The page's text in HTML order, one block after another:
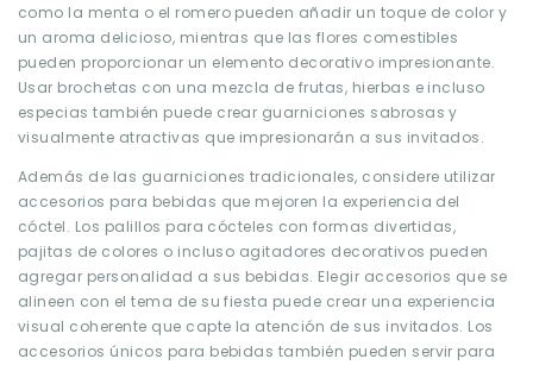
como la menta o el romero pueden añadir un toque de color y
un aroma delicioso, mientras que las flores comestibles
pueden proporcionar un elemento decorativo impresionante.
Usar brochetas con una mezcla de frutas, hierbas e incluso
especias también puede crear guarniciones sabrosas y
visualmente atractivas que impresionarán a sus invitados.
Además de las guarniciones tradicionales, considere utilizar
accesorios para bebidas que mejoren la experiencia del
cóctel. Los palillos para cócteles con formas divertidas,
pajitas de colores o incluso agitadores decorativos pueden
agregar personalidad a sus bebidas. Elegir accesorios que se
alineen con el tema de su fiesta puede crear una experiencia
visual coherente que capte la atención de sus invitados. Los
accesorios únicos para bebidas también pueden servir para